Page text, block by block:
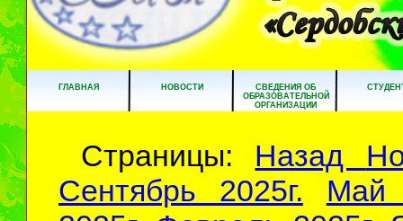
ГЛАВНАЯ НОВОСТИ
СВЕДЕНИЯ ОБ
ОБРАЗОВАТЕЛЬНОЙ
ОРГАНИЗАЦИИ
Страницы: Назад
Сентябрь 2025г.
Май